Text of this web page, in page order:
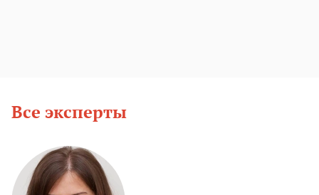
Все эксперты